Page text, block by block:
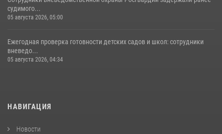
судимого...
05 августа 2026, 05:00
Ежегодная проверка готовности детских садов и школ: сотрудники
вневедо...
05 августа 2026, 04:34
НАВИГАЦИЯ
Новости